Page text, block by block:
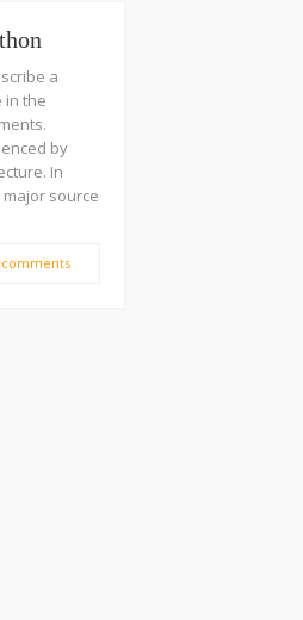
a
in the
by
In
source